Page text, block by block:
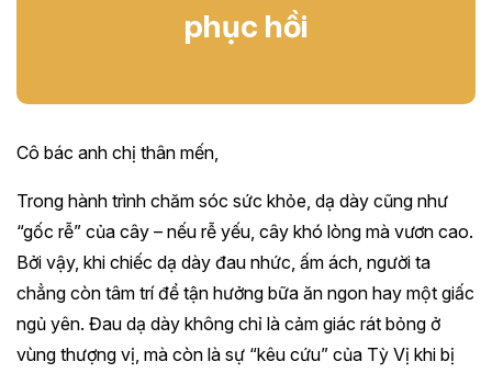
phục hồi
Cô bác anh chị thân mến,
Trong hành trình chăm sóc sức khỏe, dạ dày cũng như
“gốc rễ” của cây – nếu rễ yếu, cây khó lòng mà vươn cao.
Bởi vậy, khi chiếc dạ dày đau nhức, ấm ách, người ta
chẳng còn tâm trí để tận hưởng bữa ăn ngon hay một giấc
ngủ yên. Đau dạ dày không chỉ là cảm giác rát bỏng ở
vùng thượng vị, mà còn là sự “kêu cứu” của Tỳ Vị khi bị